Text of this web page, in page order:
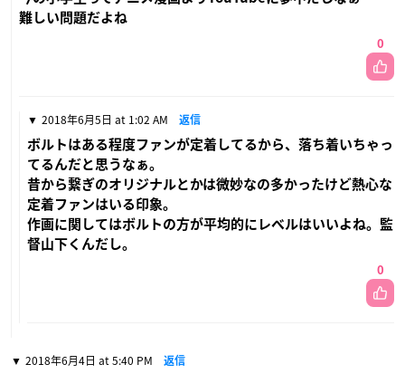
難しい問題だよね
0
2018年6月5日 at 1:02 AM 返信
ボルトはある程度ファンが定着してるから、落ち着いちゃっ
てるんだと思うなぁ。
昔から繋ぎのオリジナルとかは微妙なの多かったけど熱心な
定着ファンはいる印象。
作画に関してはボルトの方が平均的にレベルはいいよね。監
督山下くんだし。
0
2018年6月4日 at 5:40 PM 返信